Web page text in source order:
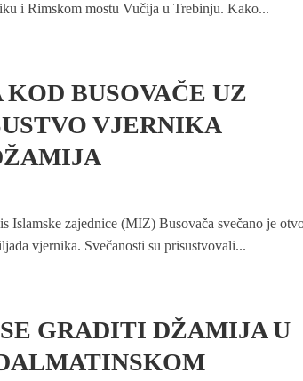
i Rimskom mostu Vučija u Trebinju. Kako...
BUSOVAČE UZ
VJERNIKA
Islamske zajednice (MIZ) Busovača svečano je
vjernika. Svečanosti su prisustvovali...
GRADITI DŽAMIJA U